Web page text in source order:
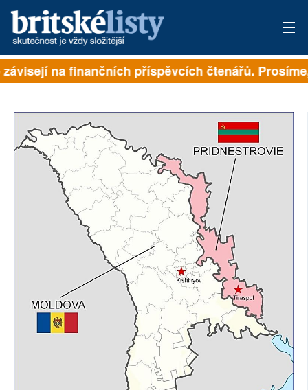
PŘIHLÁSIT
ARCHIV
ROZHOVORY
NEJČTENĚJŠÍ ZA 7 DNÍ
PŘÍSPĚVKY NA PROVOZ
SOCIÁLNÍ SÍTĚ
na finančních příspěvcích čtenářů.